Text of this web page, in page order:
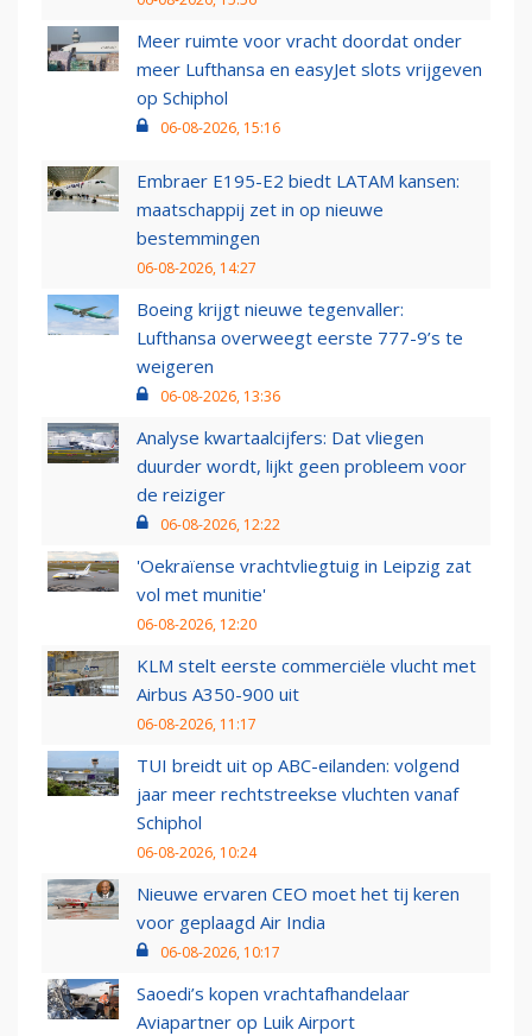
Meer ruimte voor vracht doordat onder
meer Lufthansa en easyJet slots vrijgeven
op Schiphol
06-08-2026, 15:16
Embraer E195-E2 biedt LATAM kansen:
maatschappij zet in op nieuwe
bestemmingen
06-08-2026, 14:27
Boeing krijgt nieuwe tegenvaller:
Lufthansa overweegt eerste 777-9’s te
weigeren
06-08-2026, 13:36
Analyse kwartaalcijfers: Dat vliegen
duurder wordt, lijkt geen probleem voor
de reiziger
06-08-2026, 12:22
'Oekraïense vrachtvliegtuig in Leipzig zat
vol met munitie'
06-08-2026, 12:20
KLM stelt eerste commerciële vlucht met
Airbus A350-900 uit
06-08-2026, 11:17
TUI breidt uit op ABC-eilanden: volgend
jaar meer rechtstreekse vluchten vanaf
Schiphol
06-08-2026, 10:24
Nieuwe ervaren CEO moet het tij keren
voor geplaagd Air India
06-08-2026, 10:17
Saoedi’s kopen vrachtafhandelaar
Aviapartner op Luik Airport